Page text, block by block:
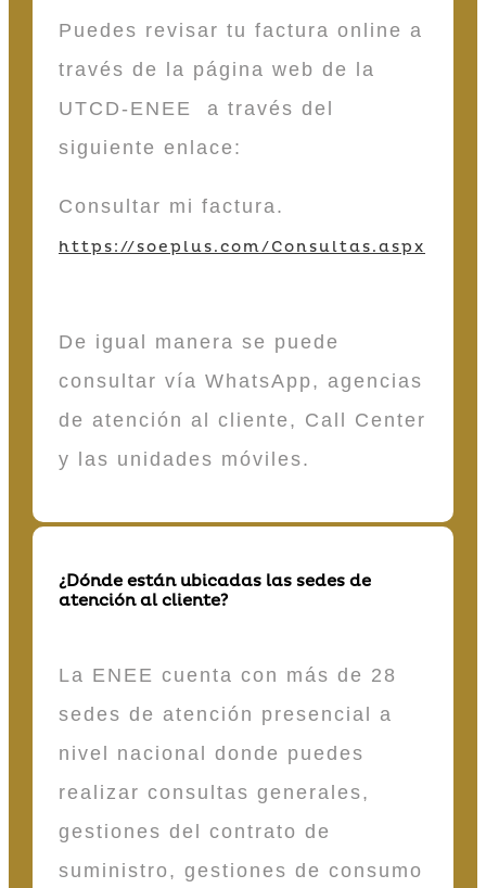
Puedes revisar tu factura online a
través de la página web de la
UTCD-ENEE a través del
siguiente enlace:
Consultar mi factura.
https://soeplus.com/Consultas.aspx
De igual manera se puede
consultar vía WhatsApp, agencias
de atención al cliente, Call Center
y las unidades móviles.
¿Dónde están ubicadas las sedes de
atención al cliente?
La ENEE cuenta con más de 28
sedes de atención presencial a
nivel nacional donde puedes
realizar consultas generales,
gestiones del contrato de
suministro, gestiones de consumo